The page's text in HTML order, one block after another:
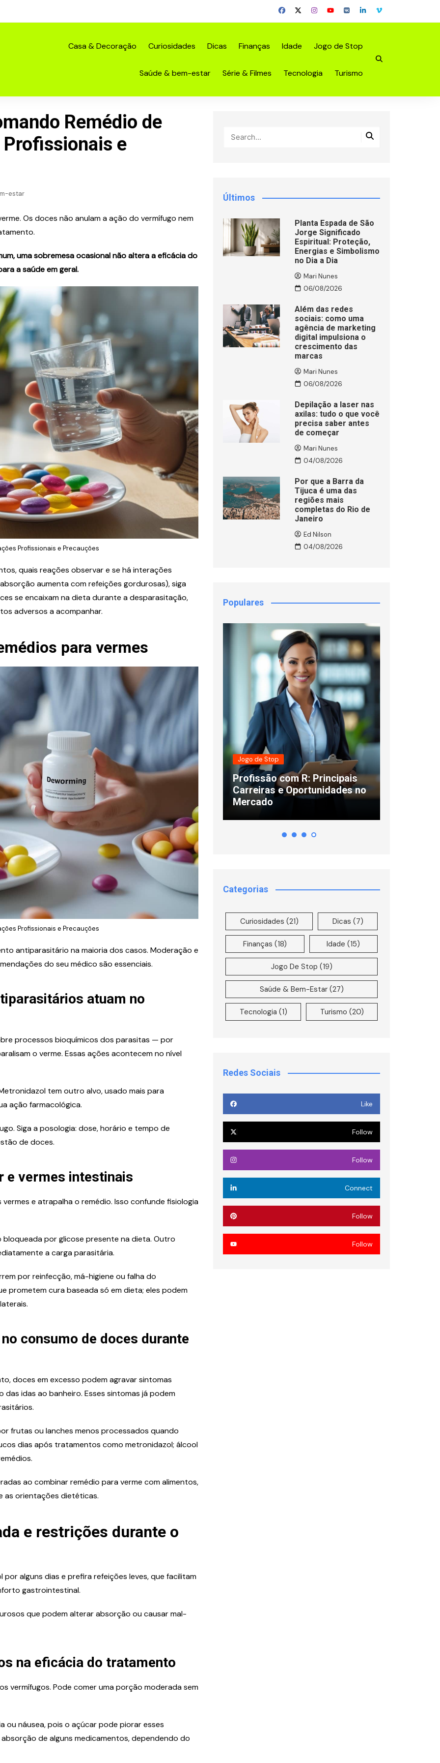
Casa & Decoração
Curiosidades Dicas Finanças Idade Jogo de Stop
Saúde & bem-estar Série & Filmes Tecnologia Turismo
Remédio de
e
estar
Os doces não anulam a ação do vermífugo nem
uma sobremesa ocasional não altera a eficácia do
a saúde em geral.
Profissionais e Precauções
quais reações observar e se há interações
aumenta com refeições gordurosas), siga
se encaixam na dieta durante a desparasitação,
adversos a acompanhar.
para vermes
Profissionais e Precauções
antiparasitário na maioria dos casos. Moderação e
do seu médico são essenciais.
atuam no
processos bioquímicos dos parasitas — por
o verme. Essas ações acontecem no nível
tem outro alvo, usado mais para
ação farmacológica.
Siga a posologia: dose, horário e tempo de
de doces.
e vermes intestinais
e atrapalha o remédio. Isso confunde fisiologia
bloqueada por glicose presente na dieta. Outro
a carga parasitária.
por reinfecção, má-higiene ou falha do
prometem cura baseada só em dieta; eles podem
consumo de doces durante
doces em excesso podem agravar sintomas
idas ao banheiro. Esses sintomas já podem
frutas ou lanches menos processados quando
dias após tratamentos como metronidazol; álcool
ao combinar remédio para verme com alimentos,
as orientações dietéticas.
e restrições durante o
alguns dias e prefira refeições leves, que facilitam
gastrointestinal.
que podem alterar absorção ou causar mal-
na eficácia do tratamento
vermífugos. Pode comer uma porção moderada sem
ou náusea, pois o açúcar pode piorar esses
de alguns medicamentos, dependendo do
Últimos
Planta Espada de São
Jorge Significado
Espiritual: Proteção,
Energias e Simbolismo
no Dia a Dia
Mari Nunes
06/08/2026
Além das redes
sociais: como uma
agência de marketing
digital impulsiona o
crescimento das
marcas
Mari Nunes
06/08/2026
Depilação a laser nas
axilas: tudo o que você
precisa saber antes
de começar
Mari Nunes
04/08/2026
Por que a Barra da
Tijuca é uma das
regiões mais
completas do Rio de
Janeiro
Ed Nilson
04/08/2026
Populares
tem
Veja
Idade
Quem nasceu em 2012 tem
quantos anos em 2026? Saiba
o cálculo
Jogo de Stop
Profissão com R: Principais
Carreiras e Oportunidades no
Mercado
Categorias
Curiosidades (21) Dicas (7)
Finanças (18) Idade (15)
Jogo De Stop (19)
Saúde & Bem-Estar(27)
Tecnologia (1) Turismo (20)
Redes Sociais
Like
Follow
Follow
Connect
Follow
Follow